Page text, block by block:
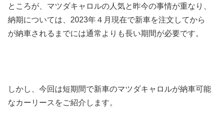
ところが、マツダキャロルの人気と昨今の事情が重なり、
納期については、2023年４月現在で新車を注文してから
が納車されるまでには通常よりも長い期間が必要です。
しかし、今回は短期間で新車のマツダキャロルが納車可能
なカーリースをご紹介します。